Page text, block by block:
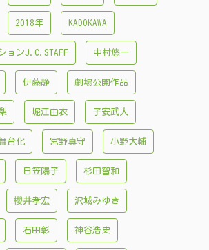
2018年 KADOKAWA
ョンJ.C.STAFF 中村悠一
伊藤静 劇場公開作品
堀江由衣 子安武人
台化 宮野真守 小野大輔
日笠陽子 杉田智和
櫻井孝宏 沢城みゆき
石田彰 神谷浩史